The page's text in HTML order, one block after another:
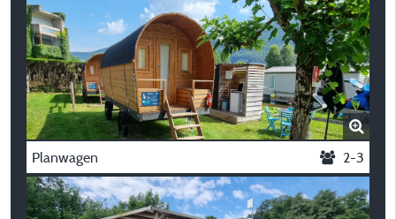
Planwagen 2-3